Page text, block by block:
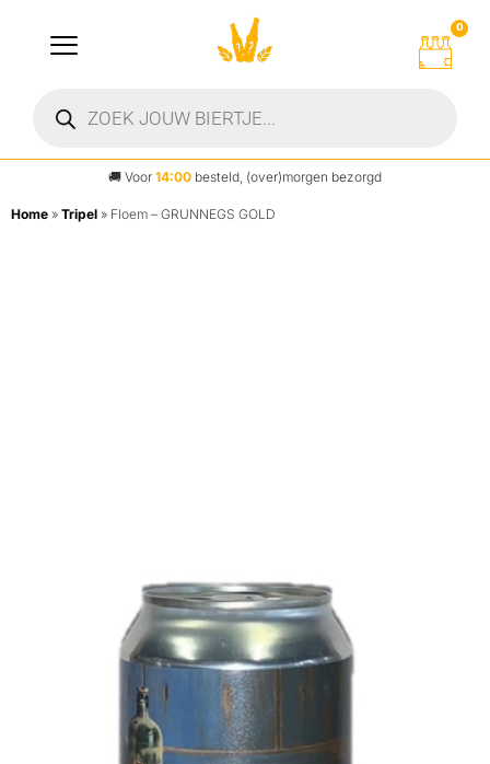
0
🚚 Voor 14:00 besteld, (over)morgen bezorgd
Home » Tripel » Floem – GRUNNEGS GOLD